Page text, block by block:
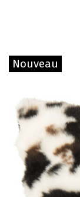
Nouveau